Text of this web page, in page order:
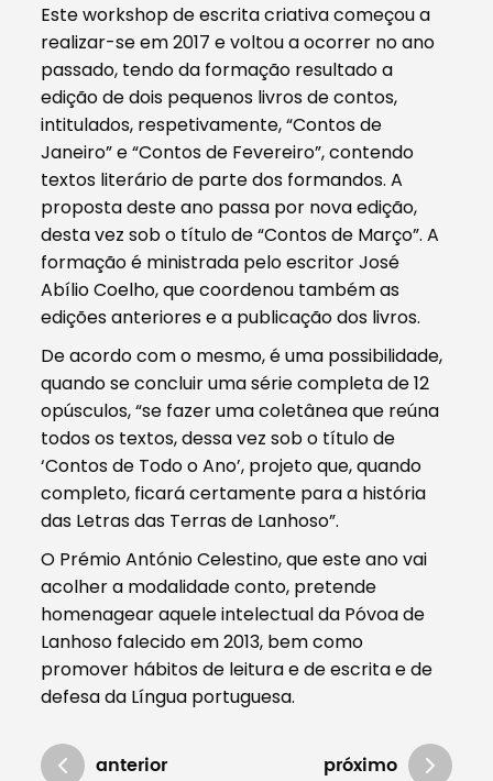
Este workshop de escrita criativa começou a
realizar-se em 2017 e voltou a ocorrer no ano
passado, tendo da formação resultado a
edição de dois pequenos livros de contos,
intitulados, respetivamente, “Contos de
Janeiro” e “Contos de Fevereiro”, contendo
textos literário de parte dos formandos. A
proposta deste ano passa por nova edição,
desta vez sob o título de “Contos de Março”. A
formação é ministrada pelo escritor José
Abílio Coelho, que coordenou também as
edições anteriores e a publicação dos livros.
De acordo com o mesmo, é uma possibilidade,
quando se concluir uma série completa de 12
opúsculos, “se fazer uma coletânea que reúna
todos os textos, dessa vez sob o título de
‘Contos de Todo o Ano’, projeto que, quando
completo, ficará certamente para a história
das Letras das Terras de Lanhoso”.
O Prémio António Celestino, que este ano vai
acolher a modalidade conto, pretende
homenagear aquele intelectual da Póvoa de
Lanhoso falecido em 2013, bem como
promover hábitos de leitura e de escrita e de
defesa da Língua portuguesa.
anterior próximo